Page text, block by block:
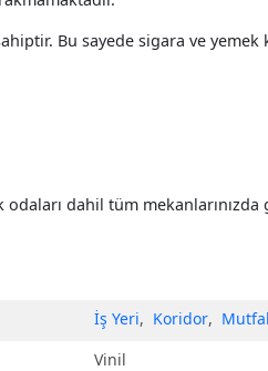
Bu sayede sigara ve yemek
dahil tüm
İş Yeri, Koridor,
Vinil